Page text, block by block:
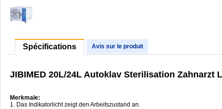
Spécifications Avis sur le produit
JIBIMED 20L/24L Autoklav Sterilisation
Merkmale:
1. Das Indikatorlicht zeigt den Arbeitszustand an.